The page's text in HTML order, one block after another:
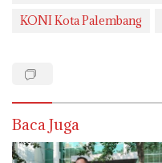
KONI Kota Palembang
Baca Juga